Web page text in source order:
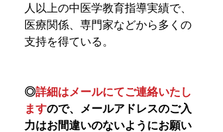
人以上の中医学教育指導実績で、
医療関係、専門家などから多くの
支持を得ている。
◎詳細はメールにてご連絡いたし
ますので、メールアドレスのご入
力はお間違いのないようにお願い